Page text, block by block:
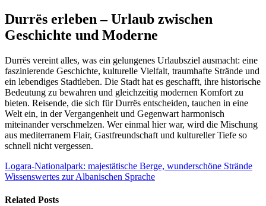
Durrës erleben – Urlaub zwischen
Geschichte und Moderne
Durrës vereint alles, was ein gelungenes Urlaubsziel ausmacht: eine
faszinierende Geschichte, kulturelle Vielfalt, traumhafte Strände und
ein lebendiges Stadtleben. Die Stadt hat es geschafft, ihre historische
Bedeutung zu bewahren und gleichzeitig modernen Komfort zu
bieten. Reisende, die sich für Durrës entscheiden, tauchen in eine
Welt ein, in der Vergangenheit und Gegenwart harmonisch
miteinander verschmelzen. Wer einmal hier war, wird die Mischung
aus mediterranem Flair, Gastfreundschaft und kultureller Tiefe so
schnell nicht vergessen.
Beitragsnavigation
Logara-Nationalpark: majestätische Berge, wunderschöne Strände
Wissenswertes zur Albanischen Sprache
Related Posts